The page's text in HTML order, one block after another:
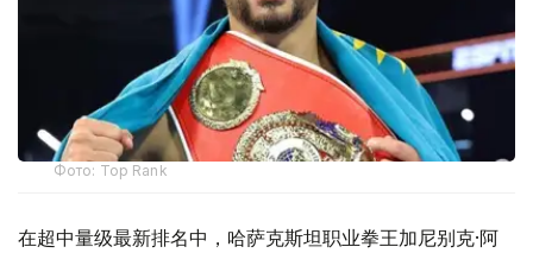
Фото: Top Rank
在超中量级最新排名中，哈萨克斯坦职业拳王加尼别克·阿